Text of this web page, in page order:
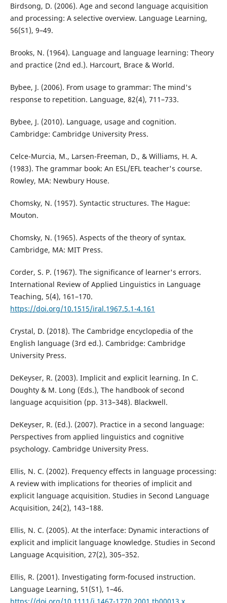
Birdsong, D. (2006). Age and second language acquisition
and processing: A selective overview. Language Learning,
56(S1), 9–49.
Brooks, N. (1964). Language and language learning: Theory
and practice (2nd ed.). Harcourt, Brace & World.
Bybee, J. (2006). From usage to grammar: The mind's
response to repetition. Language, 82(4), 711–733.
Bybee, J. (2010). Language, usage and cognition.
Cambridge: Cambridge University Press.
Celce-Murcia, M., Larsen-Freeman, D., & Williams, H. A.
(1983). The grammar book: An ESL/EFL teacher's course.
Rowley, MA: Newbury House.
Chomsky, N. (1957). Syntactic structures. The Hague:
Mouton.
Chomsky, N. (1965). Aspects of the theory of syntax.
Cambridge, MA: MIT Press.
Corder, S. P. (1967). The significance of learner's errors.
International Review of Applied Linguistics in Language
Teaching, 5(4), 161–170.
https://doi.org/10.1515/iral.1967.5.1-4.161
Crystal, D. (2018). The Cambridge encyclopedia of the
English language (3rd ed.). Cambridge: Cambridge
University Press.
DeKeyser, R. (2003). Implicit and explicit learning. In C.
Doughty & M. Long (Eds.), The handbook of second
language acquisition (pp. 313–348). Blackwell.
DeKeyser, R. (Ed.). (2007). Practice in a second language:
Perspectives from applied linguistics and cognitive
psychology. Cambridge University Press.
Ellis, N. C. (2002). Frequency effects in language processing:
A review with implications for theories of implicit and
explicit language acquisition. Studies in Second Language
Acquisition, 24(2), 143–188.
Ellis, N. C. (2005). At the interface: Dynamic interactions of
explicit and implicit language knowledge. Studies in Second
Language Acquisition, 27(2), 305–352.
Ellis, R. (2001). Investigating form-focused instruction.
Language Learning, 51(S1), 1–46.